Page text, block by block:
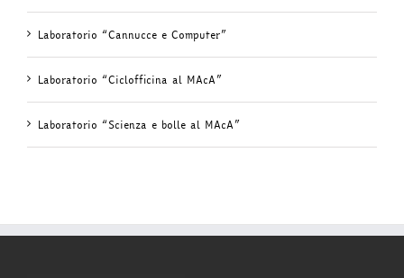
Laboratorio “Cannucce e Computer”
Laboratorio “Ciclofficina al MAcA”
Laboratorio “Scienza e bolle al MAcA”